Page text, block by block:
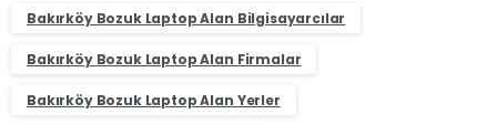
Bakırköy Bozuk Laptop Alan Bilgisayarcılar
Bakırköy Bozuk Laptop Alan Firmalar
Bakırköy Bozuk Laptop Alan Yerler